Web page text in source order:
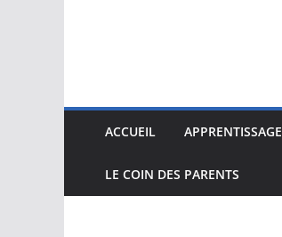
ACCUEIL APPRENTISSAGE
LE COIN DES PARENTS